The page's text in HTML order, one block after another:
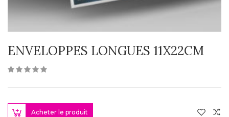
ENVELOPPES LONGUES 11X22CM
Acheter le produit